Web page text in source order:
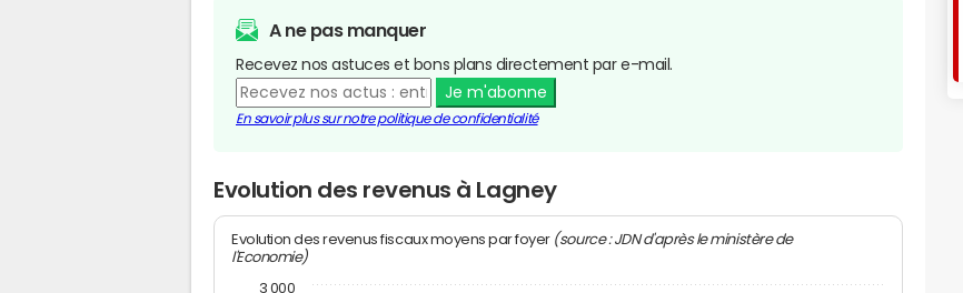
A ne pas manquer
Recevez nos astuces et bons plans directement par e-mail.
Je m'abonne
En savoir plus sur notre politique de confidentialité
Evolution des revenus à Lagney
Evolution des revenus fiscaux moyens par foyer (source : JDN d'après le ministère de
l'Economie)
3 000